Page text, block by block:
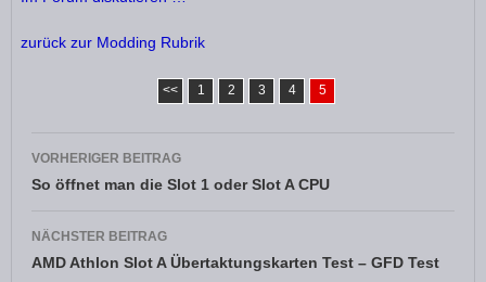
zurück zur Modding Rubrik
<< 1 2 3 4 5
Beitragsnavigation
VORHERIGER BEITRAG
So öffnet man die Slot 1 oder Slot A CPU
NÄCHSTER BEITRAG
AMD Athlon Slot A Übertaktungskarten Test – GFD Test